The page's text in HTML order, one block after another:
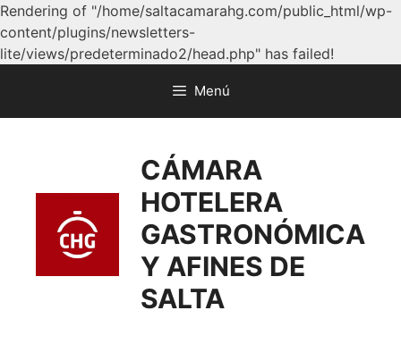
Rendering of "/home/saltacamarahg.com/public_html/wp-
content/plugins/newsletters-
lite/views/predeterminado2/head.php" has failed!
Menú
CÁMARA
HOTELERA
GASTRONÓMICA
Y AFINES DE
SALTA